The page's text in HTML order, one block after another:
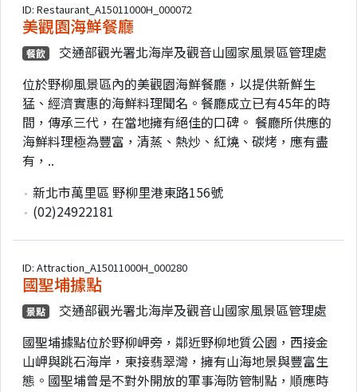
ID: Restaurant_A15011000H_000072
美觀園海鮮餐廳
餐飲
交通部觀光署北海岸及觀音山國家風景區管理處
位於野柳風景區內的美觀園海鮮餐廳，以提供新鮮生
猛、經濟實惠的海鮮料理聞名。餐廳成立已有45年的時
間，傳承三代，在當地擁有絕佳的口碑。 餐廳所供應的
海鮮料理極為豐富，清蒸、熱炒、紅燒、碳烤，應有盡
有，..
新北市萬里區 野柳里港東路156號
(02)24922181
ID: Attraction_A15011000H_000280
國聖埔據點
景點
交通部觀光署北海岸及觀音山國家風景區管理處
國聖埔據點位於野柳岬旁，鄰近野柳地質公園，西接金
山岬與跳石海岸，東接翡翠灣，擁有山海地景與豐富生
態。國聖埔曾是不對外開放的軍事海防管制點，順應時